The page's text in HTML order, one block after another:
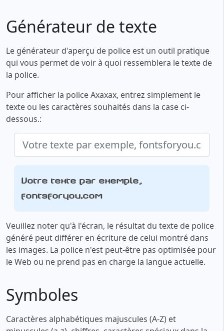
Générateur de texte
Le générateur d'aperçu de police est un outil pratique
qui vous permet de voir à quoi ressemblera le texte de
la police.
Pour afficher la police Axaxax, entrez simplement le
texte ou les caractères souhaités dans la case ci-
dessous.:
Votre texte par exemple,
fontsforyou.com
Veuillez noter qu'à l'écran, le résultat du texte de police
généré peut différer en écriture de celui montré dans
les images. La police n'est peut-être pas optimisée pour
le Web ou ne prend pas en charge la langue actuelle.
Symboles
Caractères alphabétiques majuscules (A-Z) et